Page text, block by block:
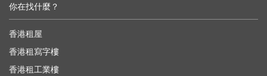
你在找什麼？
香港租屋
香港租寫字樓
香港租工業樓